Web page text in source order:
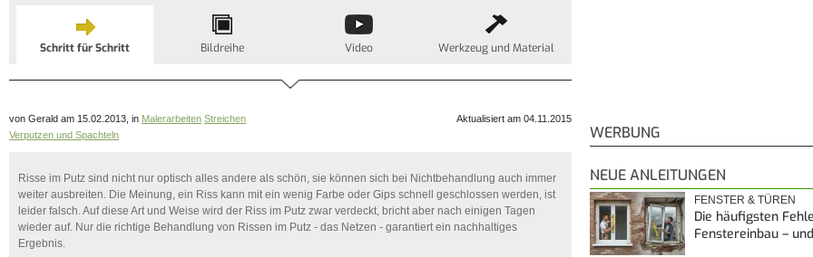
Schritt für Schritt Bildreihe Video Werkzeug und Material
von Gerald am 15.02.2013, in Malerarbeiten Streichen
Verputzen und Spachteln
Aktualisiert am 04.11.2015
Risse im Putz sind nicht nur optisch alles andere als schön, sie können sich bei Nichtbehandlung auch immer
weiter ausbreiten. Die Meinung, ein Riss kann mit ein wenig Farbe oder Gips schnell geschlossen werden, ist
leider falsch. Auf diese Art und Weise wird der Riss im Putz zwar verdeckt, bricht aber nach einigen Tagen
wieder auf. Nur die richtige Behandlung von Rissen im Putz - das Netzen - garantiert ein nachhaltiges
Ergebnis.
WERBUNG
NEUE ANLEITUNGEN
FENSTER & TÜREN
Die häufigsten
Fenstereinbau –